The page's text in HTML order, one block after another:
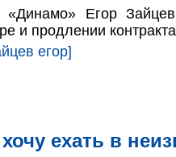
«Динамо» Егор
и продлении
егор]
ехать в